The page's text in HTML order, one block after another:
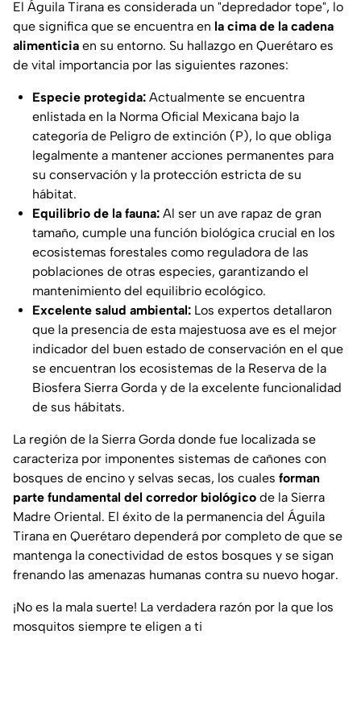
El Águila Tirana es considerada un "depredador tope", lo
que significa que se encuentra en la cima de la cadena
alimenticia en su entorno. Su hallazgo en Querétaro es
de vital importancia por las siguientes razones:
Especie protegida: Actualmente se encuentra
enlistada en la Norma Oficial Mexicana bajo la
categoría de Peligro de extinción (P), lo que obliga
legalmente a mantener acciones permanentes para
su conservación y la protección estricta de su
hábitat.
Equilibrio de la fauna: Al ser un ave rapaz de gran
tamaño, cumple una función biológica crucial en los
ecosistemas forestales como reguladora de las
poblaciones de otras especies, garantizando el
mantenimiento del equilibrio ecológico.
Excelente salud ambiental: Los expertos detallaron
que la presencia de esta majestuosa ave es el mejor
indicador del buen estado de conservación en el que
se encuentran los ecosistemas de la Reserva de la
Biosfera Sierra Gorda y de la excelente funcionalidad
de sus hábitats.
La región de la Sierra Gorda donde fue localizada se
caracteriza por imponentes sistemas de cañones con
bosques de encino y selvas secas, los cuales forman
parte fundamental del corredor biológico de la Sierra
Madre Oriental. El éxito de la permanencia del Águila
Tirana en Querétaro dependerá por completo de que se
mantenga la conectividad de estos bosques y se sigan
frenando las amenazas humanas contra su nuevo hogar.
¡No es la mala suerte! La verdadera razón por la que los
mosquitos siempre te eligen a ti